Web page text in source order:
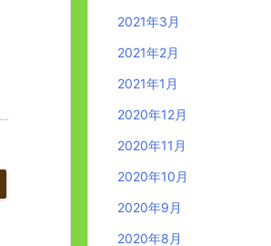
2021年3月
2021年2月
2021年1月
2020年12月
2020年11月
2020年10月
2020年9月
2020年8月